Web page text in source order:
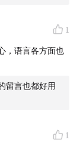
1
，语言各方面也
留言也都好用
1